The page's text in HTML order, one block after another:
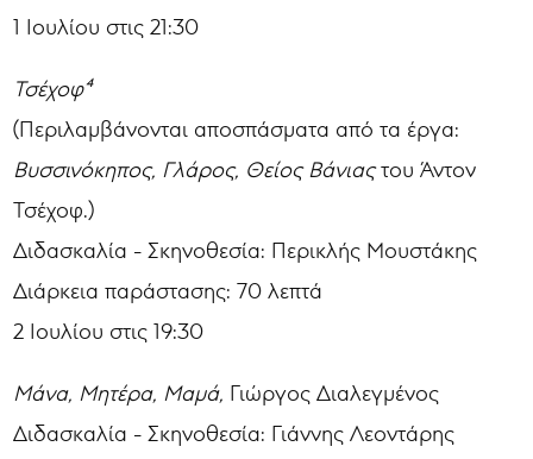
1 Ιουλίου στις 21:30
Τσέχοφ⁴
(Περιλαμβάνονται αποσπάσματα από τα έργα:
Βυσσινόκηπος, Γλάρος, Θείος Βάνιαςτου Άντον
Τσέχοφ.)
Διδασκαλία - Σκηνοθεσία: Περικλής Μουστάκης
Διάρκεια παράστασης: 70 λεπτά
2 Ιουλίου στις 19:30
Μάνα, Μητέρα, Μαμά, Γιώργος Διαλεγμένος
Διδασκαλία - Σκηνοθεσία: Γιάννης Λεοντάρης